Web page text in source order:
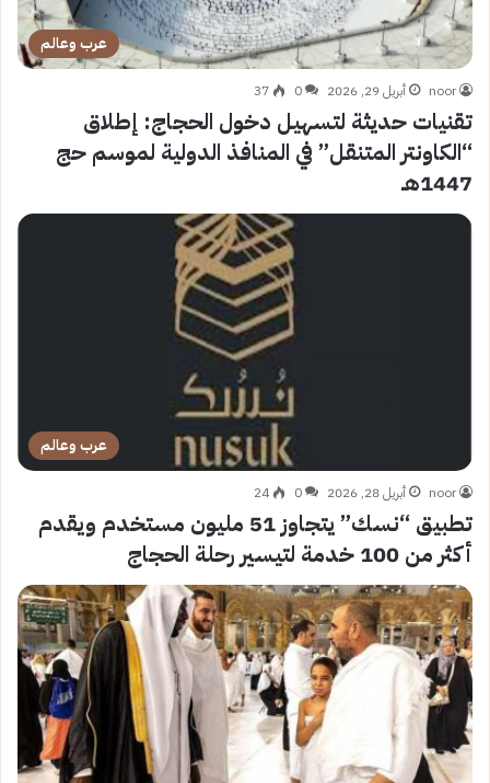
عرب وعالم
noor أبريل 29, 2026 0
37
تقنيات حديثة لتسهيل دخول الحجاج: إطلاق
“الكاونتر المتنقل” في المنافذ الدولية لموسم حج
1447هـ
عرب وعالم
noor أبريل 28, 2026 0
24
تطبيق “نسك” يتجاوز 51 مليون مستخدم ويقدم
أكثر من 100 خدمة لتيسير رحلة الحجاج